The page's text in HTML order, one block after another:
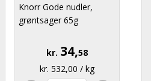
Knorr Gode nudler,
grøntsager 65g
kr. 34,58
kr. 532,00 / kg